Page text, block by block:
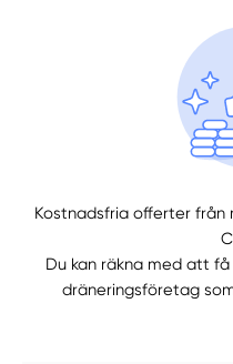
Kostnadsfria offerter från
Du kan räkna med att
dräneringsföretag